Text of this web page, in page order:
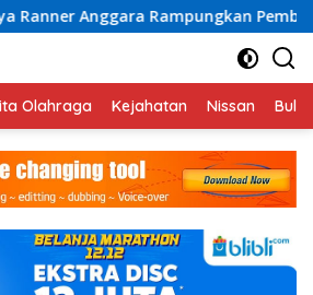
Pembangunan Sumur Bor di
Olahraga Kejahatan Nissan